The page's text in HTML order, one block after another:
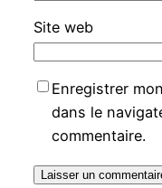
Site web
Enregistrer
dans le
commentaire.